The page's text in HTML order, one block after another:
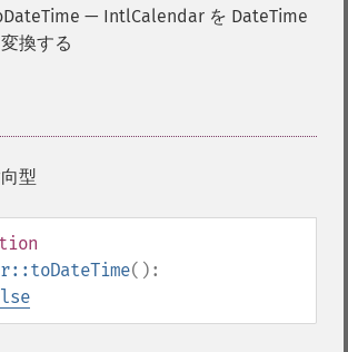
— IntlCalendar を DateTime
換する
型
():